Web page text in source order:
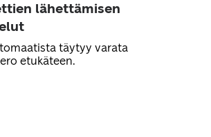
lähettämisen
täytyy varata
etukäteen.